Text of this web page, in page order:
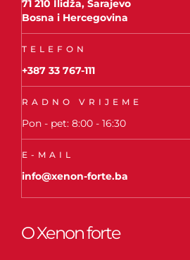
71 210 Ilidža, Sarajevo
Bosna i Hercegovina
TELEFON
+387 33 767-111
RADNO VRIJEME
Pon - pet: 8:00 - 16:30
E-MAIL
info@xenon-forte.ba
O Xenon forte